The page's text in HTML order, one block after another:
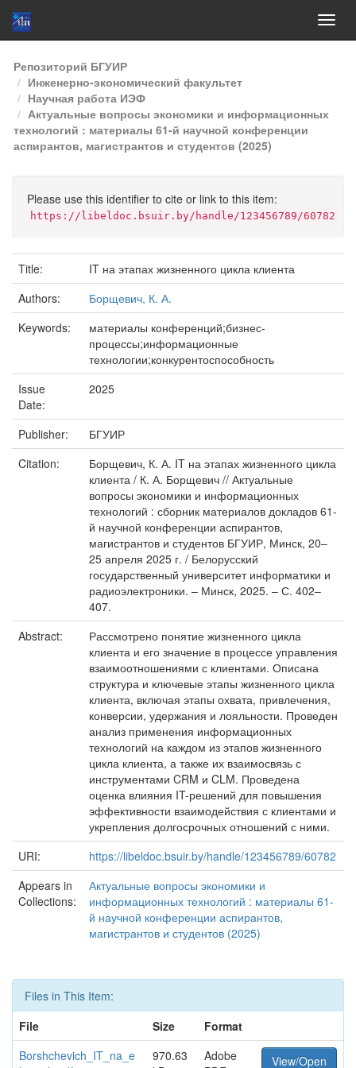
Skip
navigation
Репозиторий БГУИР
Инженерно-экономический факультет
Научная работа ИЭФ
Актуальные вопросы экономики и информационных
технологий : материалы 61-й научной конференции
аспирантов, магистрантов и студентов (2025)
Please use this identifier to cite or link to this item:
https://libeldoc.bsuir.by/handle/123456789/60782
Title:
IT на этапах жизненного цикла клиента
Authors:
Борщевич, К. А.
Keywords:
материалы конференций;бизнес-
процессы;информационные
технологии;конкурентоспособность
Issue
Date:
2025
Publisher:
БГУИР
Citation:
Борщевич, К. А. IT на этапах жизненного цикла
клиента / К. А. Борщевич // Актуальные
вопросы экономики и информационных
технологий : сборник материалов докладов 61-
й научной конференции аспирантов,
магистрантов и студентов БГУИР, Минск, 20–
25 апреля 2025 г. / Белорусский
государственный университет информатики и
радиоэлектроники. – Минск, 2025. – С. 402–
407.
Abstract:
Рассмотрено понятие жизненного цикла
клиента и его значение в процессе управления
взаимоотношениями с клиентами. Описана
структура и ключевые этапы жизненного цикла
клиента, включая этапы охвата, привлечения,
конверсии, удержания и лояльности. Проведен
анализ применения информационных
технологий на каждом из этапов жизненного
цикла клиента, а также их взаимосвязь с
инструментами CRM и CLM. Проведена
оценка влияния IT-решений для повышения
эффективности взаимодействия с клиентами и
укрепления долгосрочных отношений с ними.
URI:
https://libeldoc.bsuir.by/handle/123456789/60782
Appears in
Collections:
Актуальные вопросы экономики и
информационных технологий : материалы 61-
й научной конференции аспирантов,
магистрантов и студентов (2025)
Files in This Item:
File
Size
Format
Borshchevich_IT_na_e
970.63
Adobe
View/Open